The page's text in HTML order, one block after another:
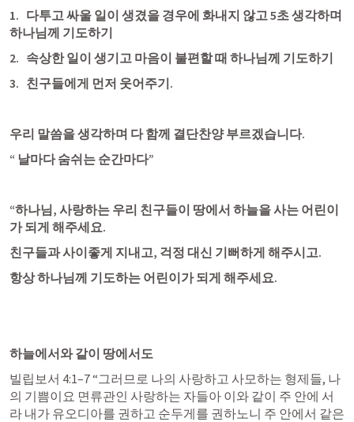
1.   다투고 싸울 일이 생겼을 경우에 화내지 않고 5초 생각하며
하나님께 기도하기
2.   속상한 일이 생기고 마음이 불편할 때 하나님께 기도하기
3.   친구들에게 먼저 웃어주기.
우리 말씀을 생각하며 다 함께 결단찬양 부르겠습니다.
“ 날마다 숨쉬는 순간마다”
“하나님, 사랑하는 우리 친구들이 땅에서 하늘을 사는 어린이
가 되게 해주세요.
친구들과 사이좋게 지내고, 걱정 대신 기뻐하게 해주시고.
항상 하나님께 기도하는 어린이가 되게 해주세요.
하늘에서와 같이 땅에서도
빌립보서 4:1–7 “그러므로 나의 사랑하고 사모하는 형제들, 나
의 기쁨이요 면류관인 사랑하는 자들아 이와 같이 주 안에 서
라 내가 유오디아를 권하고 순두게를 권하노니 주 안에서 같은